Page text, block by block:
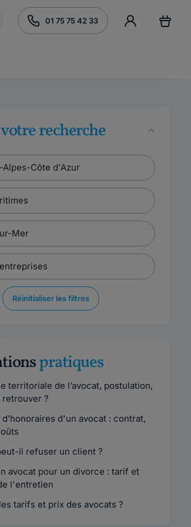
01 75 75 42 33
votre recherche
Réinitialiser les filtres
pratiques
territoriale de l’avocat, postulation,
retrouver ?
d’honoraires d'un avocat : contrat,
il refuser un client ?
avocat pour un divorce : tarif et
l'entretien
tarifs et prix des avocats ?